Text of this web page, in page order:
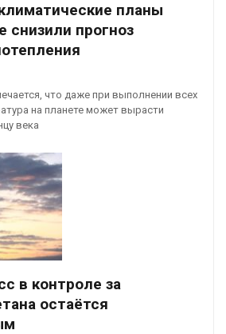
планы
снизили прогноз
что даже при выполнении всех
на планете может вырасти
века
в контроле за
остаётся